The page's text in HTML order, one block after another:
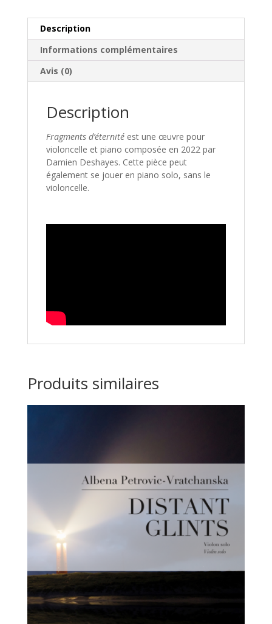
Description
Informations complémentaires
Avis (0)
Description
Fragments d’éternitéest une œuvre pour
violoncelle et piano composée en 2022 par
Damien Deshayes. Cette pièce peut
également se jouer en piano solo, sans le
violoncelle.
Produits similaires